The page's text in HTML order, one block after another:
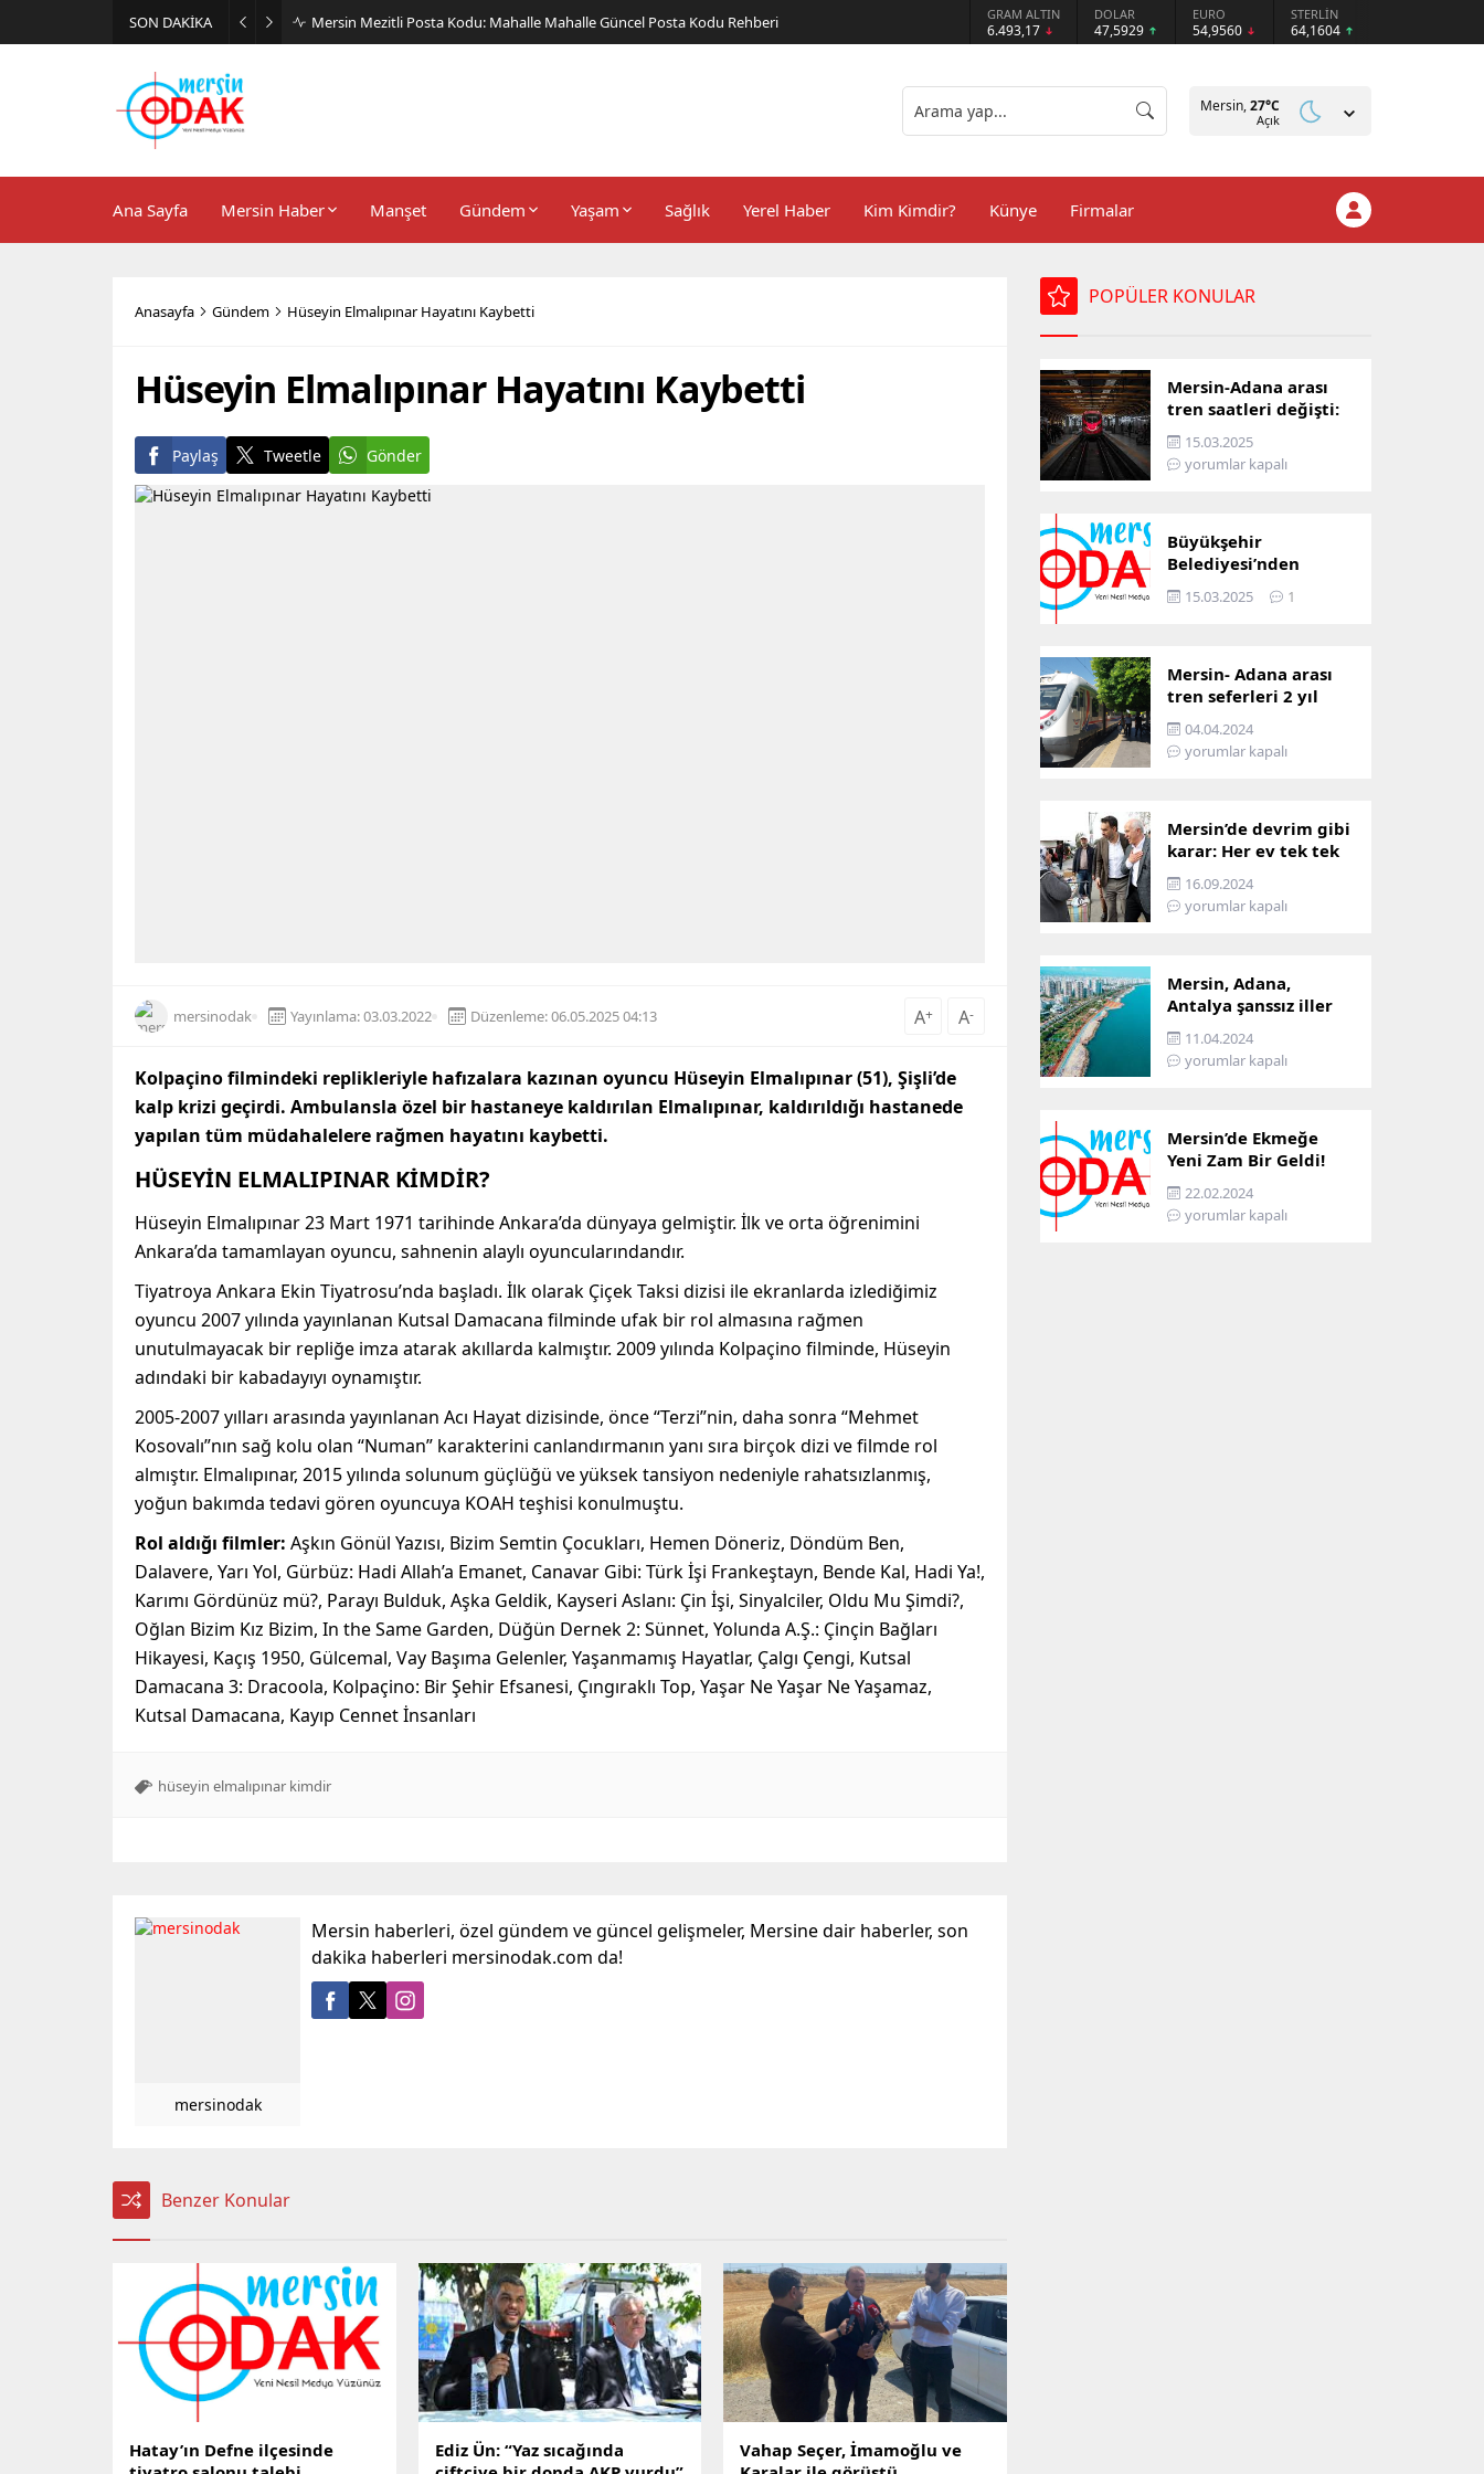
SON DAKİKA Günlük Stil İçin Erkek Sneaker Önerileri GRAM ALTIN
6.493,17
DOLAR
47,5929
EURO
54,9560
STERLİN
64,1604
Mersin,27°C
Açık
Ana Sayfa Mersin Haber Manşet Gündem Yaşam Sağlık Yerel Haber Kim Kimdir? Künye Firmalar
Anasayfa Gündem Hüseyin Elmalıpınar Hayatını Kaybetti
Hüseyin Elmalıpınar Hayatını Kaybetti
Paylaş Tweetle Gönder
mersinodak Yayınlama: 03.03.2022 Düzenleme: 06.05.2025 04:13 A+ A-
Kolpaçino filmindeki replikleriyle hafızalara kazınan oyuncu Hüseyin Elmalıpınar (51), Şişli’de
kalp krizi geçirdi. Ambulansla özel bir hastaneye kaldırılan Elmalıpınar, kaldırıldığı hastanede
yapılan tüm müdahalelere rağmen hayatını kaybetti.
HÜSEYİN ELMALIPINAR KİMDİR?
Hüseyin Elmalıpınar 23 Mart 1971 tarihinde Ankara’da dünyaya gelmiştir. İlk ve orta öğrenimini
Ankara’da tamamlayan oyuncu, sahnenin alaylı oyuncularındandır.
Tiyatroya Ankara Ekin Tiyatrosu’nda başladı. İlk olarak Çiçek Taksi dizisi ile ekranlarda izlediğimiz
oyuncu 2007 yılında yayınlanan Kutsal Damacana filminde ufak bir rol almasına rağmen
unutulmayacak bir repliğe imza atarak akıllarda kalmıştır. 2009 yılında Kolpaçino filminde, Hüseyin
adındaki bir kabadayıyı oynamıştır.
2005-2007 yılları arasında yayınlanan Acı Hayat dizisinde, önce “Terzi”nin, daha sonra “Mehmet
Kosovalı”nın sağ kolu olan “Numan” karakterini canlandırmanın yanı sıra birçok dizi ve filmde rol
almıştır. Elmalıpınar, 2015 yılında solunum güçlüğü ve yüksek tansiyon nedeniyle rahatsızlanmış,
yoğun bakımda tedavi gören oyuncuya KOAH teşhisi konulmuştu.
Rol aldığı filmler: Aşkın Gönül Yazısı, Bizim Semtin Çocukları, Hemen Döneriz, Döndüm Ben,
Dalavere, Yarı Yol, Gürbüz: Hadi Allah’a Emanet, Canavar Gibi: Türk İşi Frankeştayn, Bende Kal, Hadi Ya!,
Karımı Gördünüz mü?, Parayı Bulduk, Aşka Geldik, Kayseri Aslanı: Çin İşi, Sinyalciler, Oldu Mu Şimdi?,
Oğlan Bizim Kız Bizim, In the Same Garden, Düğün Dernek 2: Sünnet, Yolunda A.Ş.: Çinçin Bağları
Hikayesi, Kaçış 1950, Gülcemal, Vay Başıma Gelenler, Yaşanmamış Hayatlar, Çalgı Çengi, Kutsal
Damacana 3: Dracoola, Kolpaçino: Bir Şehir Efsanesi, Çıngıraklı Top, Yaşar Ne Yaşar Ne Yaşamaz,
Kutsal Damacana, Kayıp Cennet İnsanları
hüseyin elmalıpınar kimdir
mersinodak
Mersin haberleri, özel gündem ve güncel gelişmeler, Mersine dair haberler, son
dakika haberleri mersinodak.com da!
Benzer Konular
Hatay’ın Defne ilçesinde
Ediz Ün: “Yaz sıcağında
Vahap Seçer, İmamoğlu ve
POPÜLER KONULAR
Mersin-Adana arası
tren saatleri değişti:
İşte yeni ulaşım listesi
15.03.2025
yorumlar kapalı
Büyükşehir
Belediyesi’nden
Mersin ve Adana arası
ulaşım başladı
15.03.2025 1
Mersin- Adana arası
tren seferleri 2 yıl
boyunca
çalışmayacak
04.04.2024
yorumlar kapalı
Mersin’de devrim gibi
karar: Her ev tek tek
incelenecek!
16.09.2024
yorumlar kapalı
Mersin, Adana,
Antalya şanssız iller
arasına girdi: İşte
sebebi…
11.04.2024
yorumlar kapalı
Mersin’de Ekmeğe
Yeni Zam Bir Geldi!
İşte Mersin’in Zamlı
Ekmek Fiyatı!
22.02.2024
yorumlar kapalı